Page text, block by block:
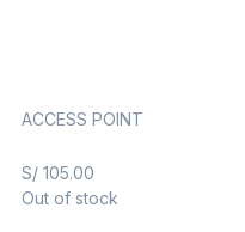
ACCESS POINT
S/ 105.00
Out of stock